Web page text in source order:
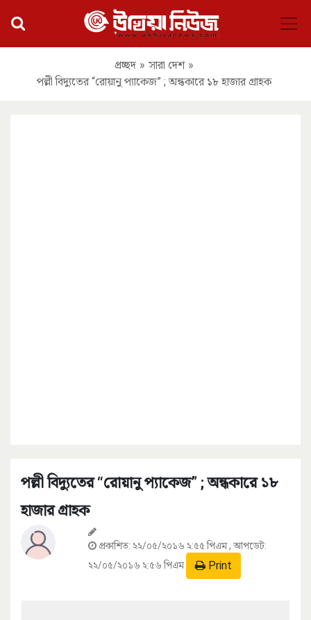
প্রচ্ছদ » সারা দেশ »
পল্লী বিদ্যুতের “রোয়ানু প্যাকেজ” ; অন্ধকারে ১৮ হাজার গ্রাহক
পল্লী বিদ্যুতের “রোয়ানু প্যাকেজ” ; অন্ধকারে ১৮
হাজার গ্রাহক
প্রকাশিত: ২২/০৫/২০১৬ ২:৫৫ পিএম, আপডেট:
২২/০৫/২০১৬ ২:৫৬ পিএম
Print